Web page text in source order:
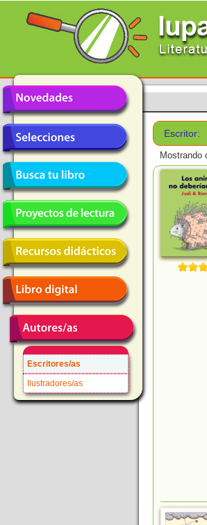
Escritores/as
Ilustradores/as
Escritor:
Mostrando